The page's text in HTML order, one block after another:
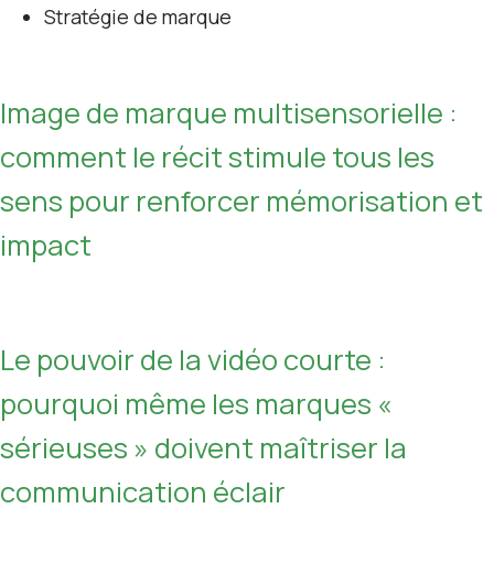
Stratégie de marque
Image de marque multisensorielle :
comment le récit stimule tous les
sens pour renforcer mémorisation et
impact
Le pouvoir de la vidéo courte :
pourquoi même les marques «
sérieuses » doivent maîtriser la
communication éclair